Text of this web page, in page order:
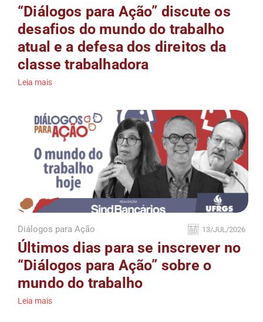
“Diálogos para Ação” discute os
desafios do mundo do trabalho
atual e a defesa dos direitos da
classe trabalhadora
Leia mais
Diálogos para Ação 13/JUL/2026
Últimos dias para se inscrever no
“Diálogos para Ação” sobre o
mundo do trabalho
Leia mais